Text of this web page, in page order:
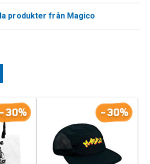
produkter från Magico
-30% -30%